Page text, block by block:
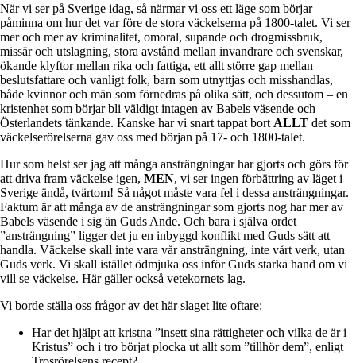
När vi ser på Sverige idag, så närmar vi oss ett läge som börjar
påminna om hur det var före de stora väckelserna på 1800-talet. Vi ser
mer och mer av kriminalitet, omoral, supande och drogmissbruk,
missär och utslagning, stora avstånd mellan invandrare och svenskar,
ökande klyftor mellan rika och fattiga, ett allt större gap mellan
beslutsfattare och vanligt folk, barn som utnyttjas och misshandlas,
både kvinnor och män som förnedras på olika sätt, och dessutom – en
kristenhet som börjar bli väldigt intagen av Babels väsende och
Österlandets tänkande. Kanske har vi snart tappat bort ALLT det som
väckelserörelserna gav oss med början på 17- och 1800-talet.
Hur som helst ser jag att många ansträngningar har gjorts och görs för
att driva fram väckelse igen, MEN, vi ser ingen förbättring av läget i
Sverige ändå, tvärtom! Så något måste vara fel i dessa ansträngningar.
Faktum är att många av de ansträngningar som gjorts nog har mer av
Babels väsende i sig än Guds Ande. Och bara i själva ordet
”ansträngning” ligger det ju en inbyggd konflikt med Guds sätt att
handla. Väckelse skall inte vara vår ansträngning, inte vårt verk, utan
Guds verk. Vi skall istället ödmjuka oss inför Guds starka hand om vi
vill se väckelse. Här gäller också vetekornets lag.
Vi borde ställa oss frågor av det här slaget lite oftare:
Har det hjälpt att kristna ”insett sina rättigheter och vilka de är i
Kristus” och i tro börjat plocka ut allt som ”tillhör dem”, enligt